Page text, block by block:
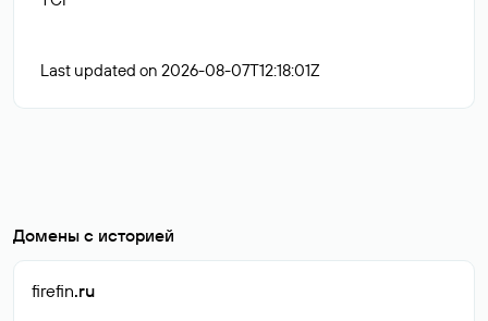
Last updated on 2026-08-07T12:18:01Z
Домены с историей
firefin.ru